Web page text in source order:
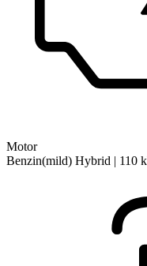
Motor
Benzin(mild) Hybrid | 110